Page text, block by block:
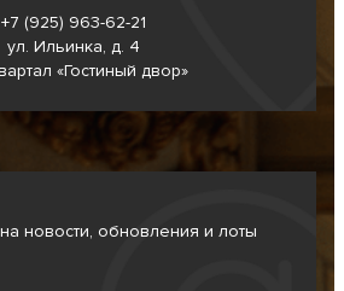
+7 (925) 963-62-21
ул. Ильинка, д. 4
«Гостиный двор»
новости, обновления и лоты